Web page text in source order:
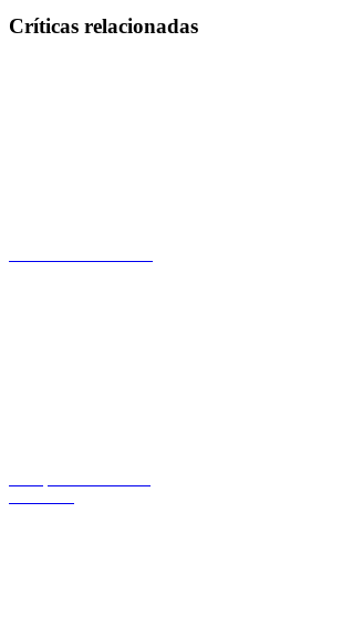
Críticas relacionadas